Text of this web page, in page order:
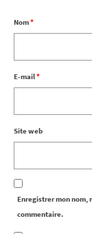
Nom*
E-mail*
Site web
Enregistrer mon nom,
commentaire.